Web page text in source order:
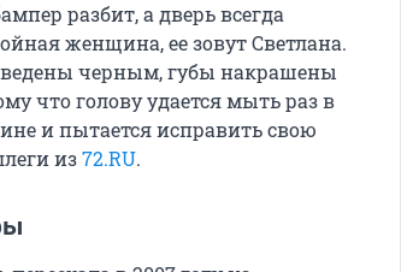
разбит, а дверь всегда
женщина, ее зовут Светлана.
черным, губы накрашены
что голову удается мыть раз в
и пытается исправить свою
из72.RU.